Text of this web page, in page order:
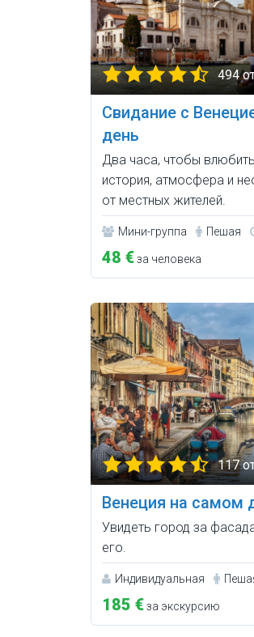
494
Свидание с
день
Два часа, чтобы
история, атмосфера и
от местных жителей.
Мини-группа Пешая
48 €за человека
117
Венеция на самом
Увидеть город за
его.
Индивидуальная
185 €за экскурсию